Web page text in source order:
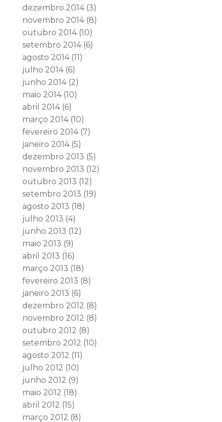
dezembro 2014(3)
novembro 2014(8)
outubro 2014(10)
setembro 2014(6)
agosto 2014(11)
julho 2014(6)
junho 2014(2)
maio 2014(10)
abril 2014(6)
março 2014(10)
fevereiro 2014(7)
janeiro 2014(5)
dezembro 2013 (5)
novembro 2013 (12)
outubro 2013 (12)
setembro 2013 (19)
agosto 2013 (18)
julho 2013 (4)
junho 2013 (12)
maio 2013 (9)
abril 2013 (16)
março 2013 (18)
fevereiro 2013 (8)
janeiro 2013 (6)
dezembro 2012 (8)
novembro 2012 (8)
outubro 2012 (8)
setembro 2012 (10)
agosto 2012 (11)
julho 2012 (10)
junho 2012 (9)
maio 2012 (18)
abril 2012 (15)
março 2012 (8)